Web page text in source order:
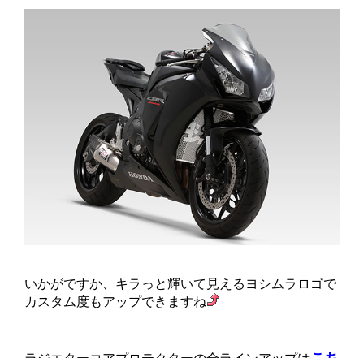
いかがですか、キラっと輝いて見えるヨシムラロゴで
カスタム度もアップできますね